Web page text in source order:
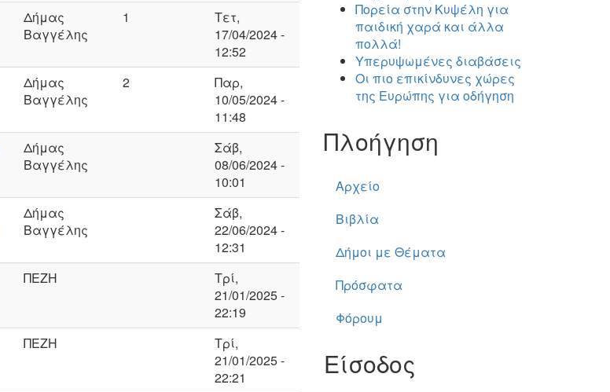
Δήμας
Βαγγέλης
1
Τετ,
17/04/2024 -
12:52
Δήμας
Βαγγέλης
2
Παρ,
10/05/2024 -
11:48
Δήμας
Βαγγέλης
Σάβ,
08/06/2024 -
10:01
Δήμας
Βαγγέλης
Σάβ,
22/06/2024 -
12:31
ΠΕΖΗ
Τρί,
21/01/2025 -
22:19
ΠΕΖΗ
Τρί,
21/01/2025 -
22:21
Πορεία στην Κυψέλη για
παιδική χαρά και άλλα
πολλά!
Υπερυψωμένες διαβάσεις
Οι πιο επικίνδυνες χώρες
της Ευρώπης για οδήγηση
Πλοήγηση
Αρχείο
Βιβλία
Δήμοι με Θέματα
Πρόσφατα
Φόρουμ
Είσοδος